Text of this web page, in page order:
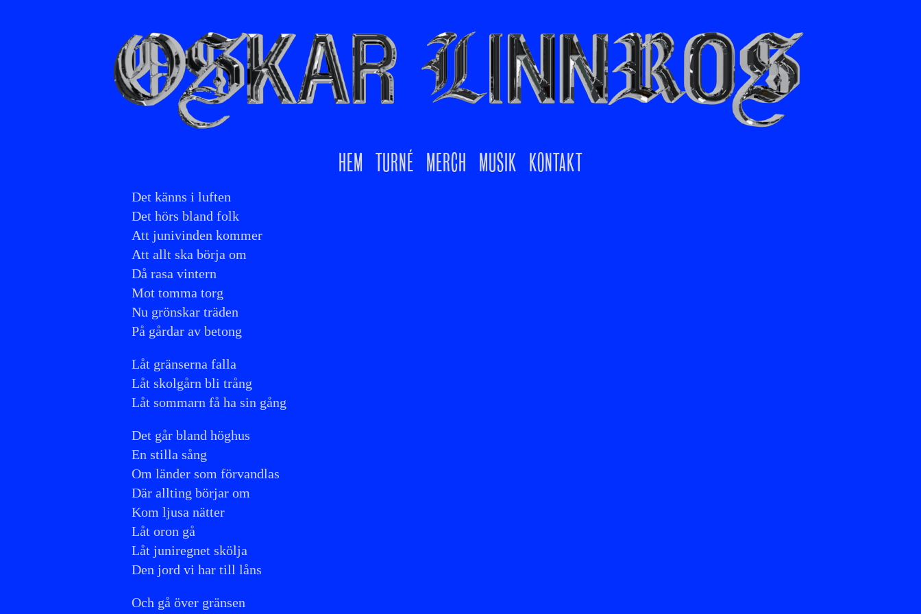
HEM TURNÉ MERCH MUSIK KONTAKT
Det känns i luften
Det hörs bland folk
Att junivinden kommer
Att allt ska börja om
Då rasa vintern
Mot tomma torg
Nu grönskar träden
På gårdar av betong
Låt gränserna falla
Låt skolgårn bli trång
Låt sommarn få ha sin gång
Det går bland höghus
En stilla sång
Om länder som förvandlas
Där allting börjar om
Kom ljusa nätter
Låt oron gå
Låt juniregnet skölja
Den jord vi har till låns
Och gå över gränsen